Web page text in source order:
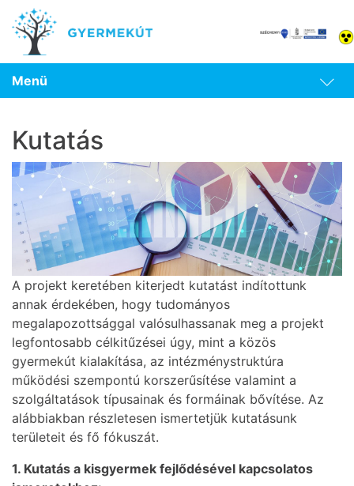
Menü
Kutatás
A projekt keretében kiterjedt kutatást indítottunk
annak érdekében, hogy tudományos
megalapozottsággal valósulhassanak meg a projekt
legfontosabb célkitűzései úgy, mint a közös
gyermekút kialakítása, az intézménystruktúra
működési szempontú korszerűsítése valamint a
szolgáltatások típusainak és formáinak bővítése. Az
alábbiakban részletesen ismertetjük kutatásunk
területeit és fő fókuszát.
1. Kutatás a kisgyermek fejlődésével kapcsolatos